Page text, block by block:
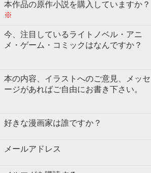
本作品の原作小説を購入していますか？
※
今、注目しているライトノベル・アニ
メ・ゲーム・コミックはなんですか？
本の内容、イラストへのご意見、メッセ
ージがあればご自由にお書き下さい。
好きな漫画家は誰ですか？
メールアドレス